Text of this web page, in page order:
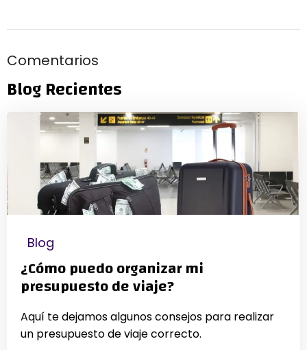
Comentarios
Blog Recientes
Blog
¿Cómo puedo organizar mi
presupuesto de viaje?
Aquí te dejamos algunos consejos para realizar
un presupuesto de viaje correcto.